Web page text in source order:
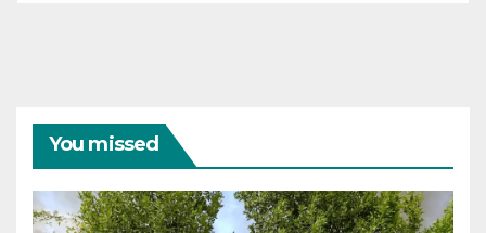
You missed